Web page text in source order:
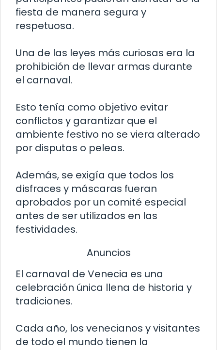
fiesta de manera segura y
respetuosa.
Una de las leyes más curiosas era la
prohibición de llevar armas durante
el carnaval.
Esto tenía como objetivo evitar
conflictos y garantizar que el
ambiente festivo no se viera alterado
por disputas o peleas.
Además, se exigía que todos los
disfraces y máscaras fueran
aprobados por un comité especial
antes de ser utilizados en las
festividades.
Anuncios
El carnaval de Venecia es una
celebración única llena de historia y
tradiciones.
Cada año, los venecianos y visitantes
de todo el mundo tienen la